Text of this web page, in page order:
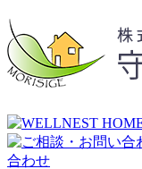
合わせ